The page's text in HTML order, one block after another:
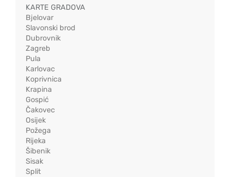
KARTE GRADOVA
Bjelovar
Slavonski brod
Dubrovnik
Zagreb
Pula
Karlovac
Koprivnica
Krapina
Gospić
Čakovec
Osijek
Požega
Rijeka
Šibenik
Sisak
Split